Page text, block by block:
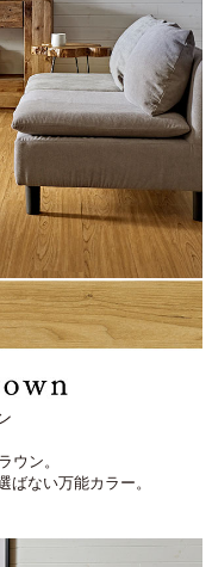
ウン。
ない万能カラー。